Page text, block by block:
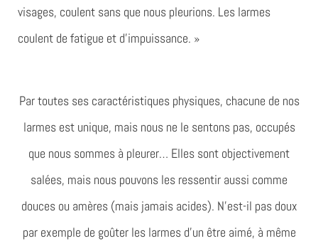
visages, coulent sans que nous pleurions. Les larmes
coulent de fatigue et d’impuissance. »
Par toutes ses caractéristiques physiques, chacune de nos
larmes est unique, mais nous ne le sentons pas, occupés
que nous sommes à pleurer… Elles sont objectivement
salées, mais nous pouvons les ressentir aussi comme
douces ou amères (mais jamais acides). N’est-il pas doux
par exemple de goûter les larmes d’un être aimé, à même